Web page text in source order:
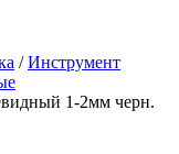
/Инструмент
1-2мм черн.